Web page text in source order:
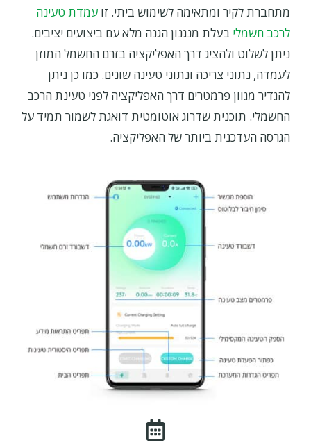
מתחברת לקיר ומתאימה לשימוש ביתי. זו עמדת טעינה
לרכב חשמלי בעלת מנגנון הגנה מלא עם ביצועים יציבים.
ניתן לשלוט ולהציג דרך האפליקציה בזרם החשמל המוזן
לעמדה, נתוני צריכה ונתוני טעינה שונים. כמו כן ניתן
להגדיר מגוון פרמטרים דרך האפליקציה לפני טעינת הרכב
החשמלי. תוכנית שדרוג אוטומטית דואגת לשמור תמיד על
הגרסה העדכנית ביותר של האפליקציה.